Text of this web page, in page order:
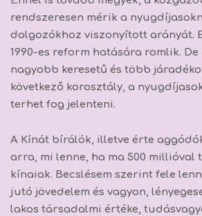
rendszeresen mérik a
dolgozókhoz viszonyított arányát.
1990-es reform hatására romlik.
nagyobb keresetű és több
következő korosztály, a
terhet fog jelenteni.
A Kínát bírálók, illetve érte
arra, mi lenne, ha ma 500 millióval
kínaiak. Becslésem szerint fele
jutó jövedelem és vagyon,
lakos társadalmi értéke,